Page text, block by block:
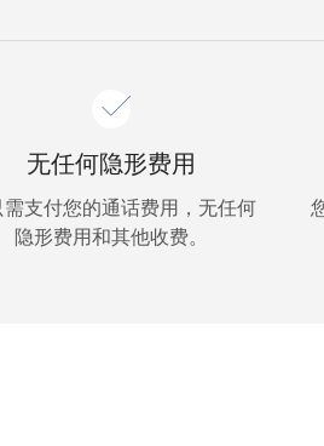
无任何隐形费用
支付您的通话费用，无任何
隐形费用和其他收费。